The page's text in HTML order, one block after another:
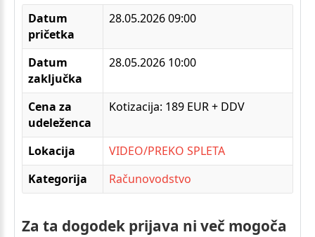
Datum
pričetka
28.05.2026 09:00
Datum
zaključka
28.05.2026 10:00
Cena za
udeleženca
Kotizacija: 189 EUR + DDV
Lokacija
VIDEO/PREKO SPLETA
Kategorija
Računovodstvo
Za ta dogodek prijava ni več mogoča